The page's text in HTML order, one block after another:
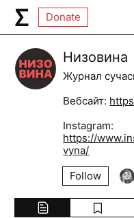
Donate
Низовина
Журнал
Вебсайт:
Instagram:
https://
vyna/
Follow